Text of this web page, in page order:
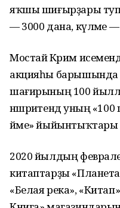
яҡшы шиғырҙары
— 3000 дана, күләме —
Мостай Кәрим
акцияһы
шағирының 100
нәшриәтендә уның
йәме»
2020 йылдың
китаптарҙы
«Белая река»,